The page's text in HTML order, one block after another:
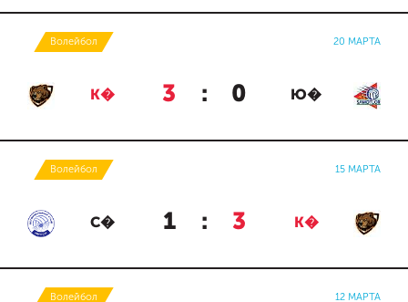
Волейбол 20 МАРТА
К� 3 : 0 Ю�
Волейбол 15 МАРТА
С� 1 : 3 К�
Волейбол 12 МАРТА